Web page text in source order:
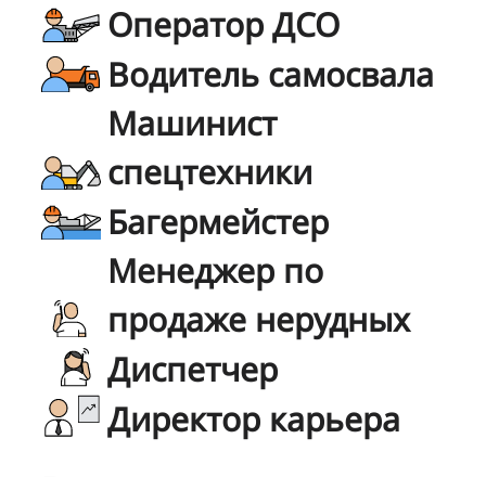
Оператор ДСО
Водитель самосвала
Машинист
спецтехники
Багермейстер
Менеджер по
продаже нерудных
Диспетчер
Директор карьера